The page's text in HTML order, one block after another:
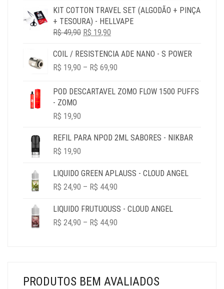
ORIGINAL
ERA:
R$ 79,90.
ATUAL
É:
KIT COTTON TRAVEL SET (ALGODÃO + PINÇA
+ TESOURA) - HELLVAPE
R$49,90 O
ORIGINAL
ERA:
R$ 19,90
ATUAL
É:
COIL / RESISTENCIA ADE NANO - S POWER
R$ 19,90 – R$ 69,90
R$ 19,90
POD DESCARTAVEL ZOMO FLOW 1500 PUFFS
- ZOMO
R$ 19,90
REFIL PARA NPOD 2ML SABORES - NIKBAR
R$ 19,90
LIQUIDO GREEN APLAUSS - CLOUD ANGEL
R$ 24,90 – R$ 44,90
R$ 24,90
LIQUIDO FRUTUOUSS - CLOUD ANGEL
R$ 24,90 – R$ 44,90
PRODUTOS BEM AVALIADOS